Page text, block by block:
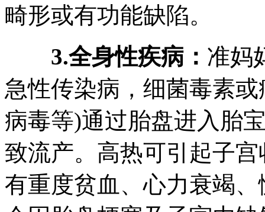
畸形或有功能缺陷。
3.全身性疾病： 准妈
急性传染病，细菌毒素
病毒等)通过胎盘进入胎
致流产。高热可引起子
有重度贫血、心力衰竭